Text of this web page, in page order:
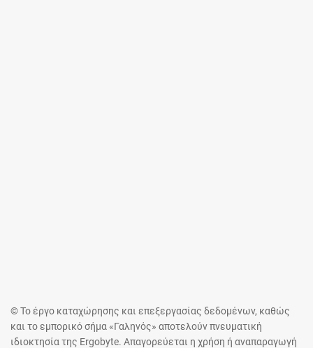
© Το έργο καταχώρησης και επεξεργασίας δεδομένων, καθώς
και το εμπορικό σήμα «Γαληνός» αποτελούν πνευματική
ιδιοκτησία της Ergobyte. Απαγορεύεται η χρήση ή αναπαραγωγή